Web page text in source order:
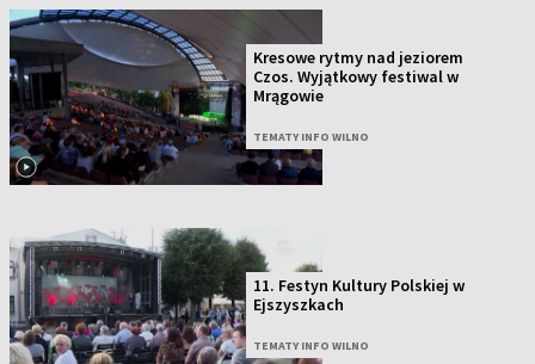
Kresowe rytmy nad jeziorem
Czos. Wyjątkowy festiwal w
Mrągowie
TEMATY INFO WILNO
11. Festyn Kultury Polskiej w
Ejszyszkach
TEMATY INFO WILNO